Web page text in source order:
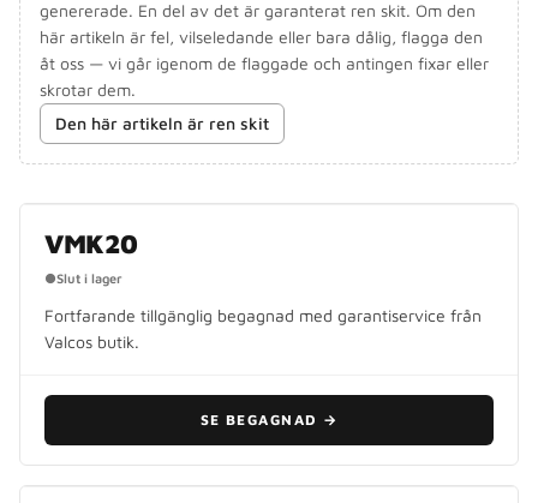
genererade. En del av det är garanterat ren skit. Om den
här artikeln är fel, vilseledande eller bara dålig, flagga den
åt oss — vi går igenom de flaggade och antingen fixar eller
skrotar dem.
Den här artikeln är ren skit
VMK20
●Slut i lager
Fortfarande tillgänglig begagnad med garantiservice från
Valcos butik.
SE BEGAGNAD →